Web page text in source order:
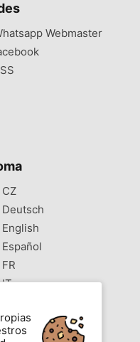
Webmaster
CZ‎
Deutsch‎
English‎
Español‎
FR‎
IT‎
PL‎
PT‎